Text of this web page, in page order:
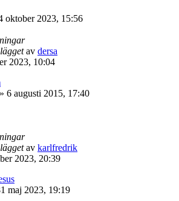
oktober 2023, 15:56
av dersa
2023, 10:04
» 6 augusti 2015, 17:40
av karlfredrik
2023, 20:39
maj 2023, 19:19